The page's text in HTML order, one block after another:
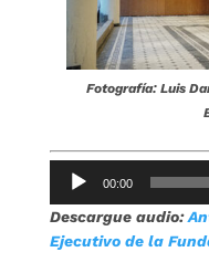
Fotografía: Luis
Reproductor
audio
00:00
Descargue audio:
Ejecutivo de la